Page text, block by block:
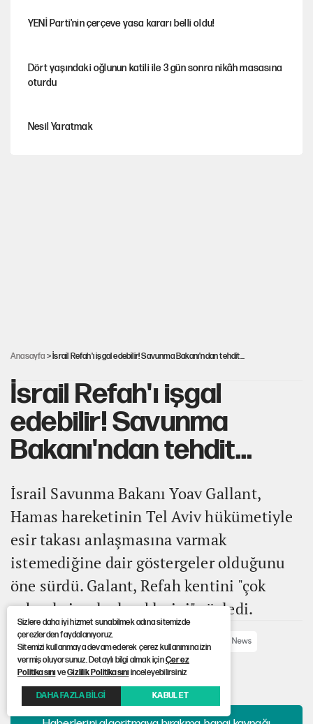
YENİ Parti'nin çerçeve yasa kararı belli oldu!
Dört yaşındaki oğlunun katili ile 3 gün sonra nikâh masasına
oturdu
Nesil Yaratmak
Anasayfa > İsrail Refah'ı işgal edebilir! Savunma Bakanı'ndan tehdit...
İsrail Refah'ı işgal
edebilir! Savunma
Bakanı'ndan tehdit...
İsrail Savunma Bakanı Yoav Gallant,
Hamas hareketinin Tel Aviv hükümetiyle
esir takası anlaşmasına varmak
istemediğine dair göstergeler olduğunu
öne sürdü. Galant, Refah kentini "çok
yakında işgal edeceklerini" söyledi.
Yayınlanma: 06.05.2024 02:39
Güncelleme: 06.05.2024 02:39
Sizlere daha iyi hizmet sunabilmek adına sitemizde
çerezlerden faydalanıyoruz.
Sitemizi kullanmaya devam ederek çerez kullanımına izin
vermiş oluyorsunuz. Detaylı bilgi almak içinÇerez
PolitikasınıveGizlilik Politikasınıinceleyebilirsiniz
DAHA FAZLA BİLGİ KABUL ET